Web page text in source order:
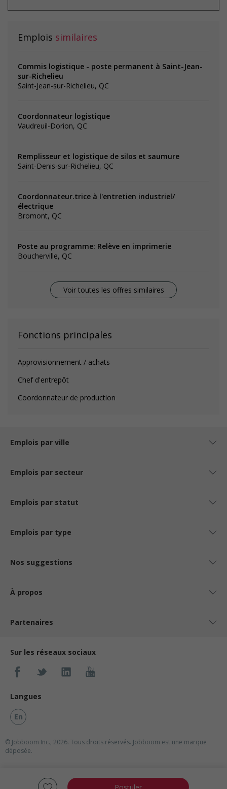
Postuler
Emplois similaires
Commis logistique - poste permanent à Saint-Jean-
sur-Richelieu
Saint-Jean-sur-Richelieu, QC
Coordonnateur logistique
Vaudreuil-Dorion, QC
Remplisseur et logistique de silos et saumure
Saint-Denis-sur-Richelieu, QC
Coordonnateur.trice à l'entretien industriel/
électrique
Bromont, QC
Poste au programme: Relève en imprimerie
Boucherville, QC
Voir toutes les offres similaires
Fonctions principales
Approvisionnement / achats
Chef d'entrepôt
Coordonnateur de production
Emplois par ville
Emplois par secteur
Emplois par statut
Emplois par type
Nos suggestions
À propos
Partenaires
Sur les réseaux sociaux
Langues
En
© Jobboom Inc., 2026. Tous droits réservés. Jobboom est une marque
déposée.